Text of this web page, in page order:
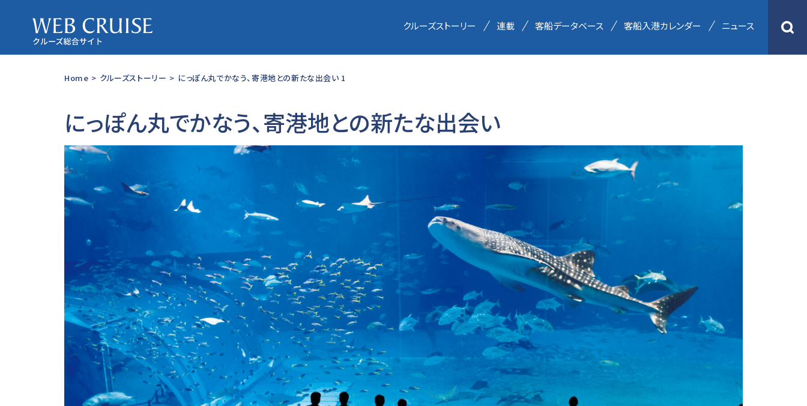
クルーズストーリー 連載 客船データベース 客船入港カレンダー ニュース
Home > クルーズストーリー > にっぽん丸でかなう、寄港地との新たな出会い 1
にっぽん丸でかなう、寄港地との新たな出会い